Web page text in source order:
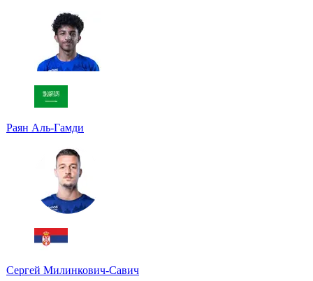
Раян Аль-Гамди
Сергей Милинкович-Савич